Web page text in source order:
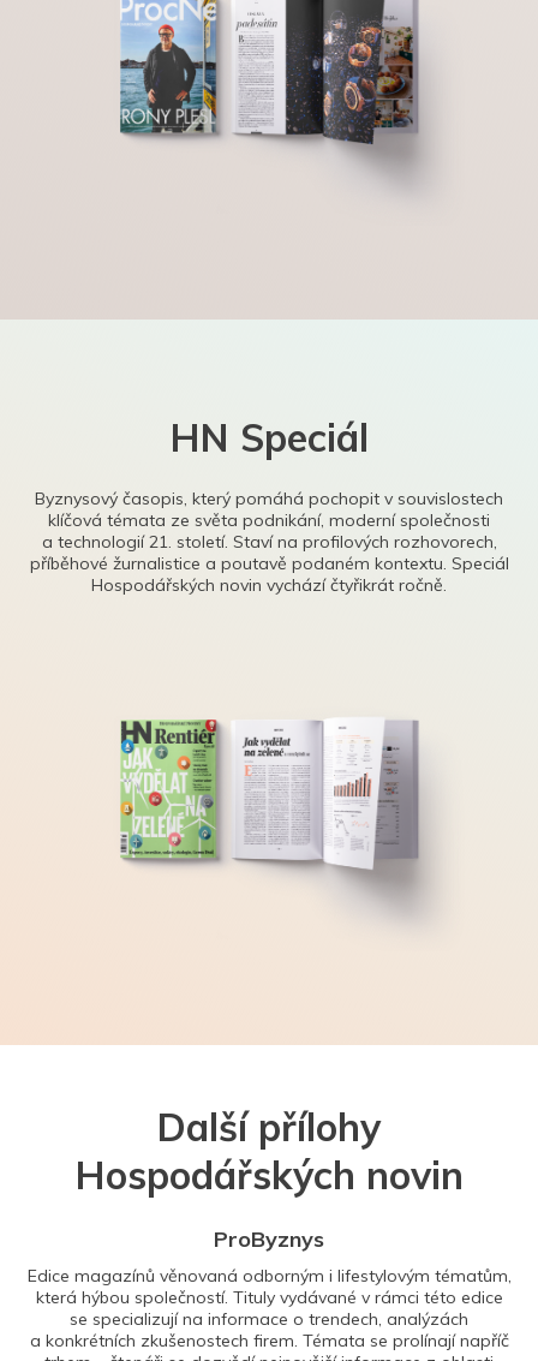
HN Speciál
Byznysový časopis, který pomáhá pochopit v souvislostech
klíčová témata ze světa podnikání, moderní společnosti
a technologií 21. století. Staví na profilových rozhovorech,
příběhové žurnalistice a poutavě podaném kontextu. Speciál
Hospodářských novin vychází čtyřikrát ročně.
Další přílohy
Hospodářských novin
ProByznys
Edice magazínů věnovaná odborným i lifestylovým tématům,
která hýbou společností. Tituly vydávané v rámci této edice
se specializují na informace o trendech, analýzách
a konkrétních zkušenostech firem. Témata se prolínají napříč